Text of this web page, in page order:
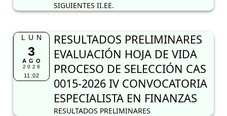
SIGUIENTES II.EE.
LUN
3
AGO
2026
11:02
RESULTADOS PRELIMINARES
EVALUACIÓN HOJA DE VIDA
PROCESO DE SELECCIÓN CAS
0015-2026 IV CONVOCATORIA
ESPECIALISTA EN FINANZAS
RESULTADOS PRELIMINARES